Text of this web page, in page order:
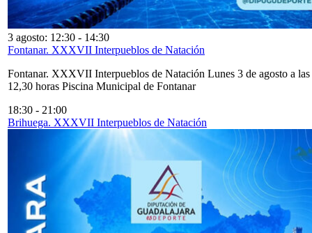
3 agosto: 12:30 - 14:30
Fontanar. XXXVII Interpueblos de Natación
Fontanar. XXXVII Interpueblos de Natación Lunes 3 de agosto a las
12,30 horas Piscina Municipal de Fontanar
18:30 - 21:00
Brihuega. XXXVII Interpueblos de Natación